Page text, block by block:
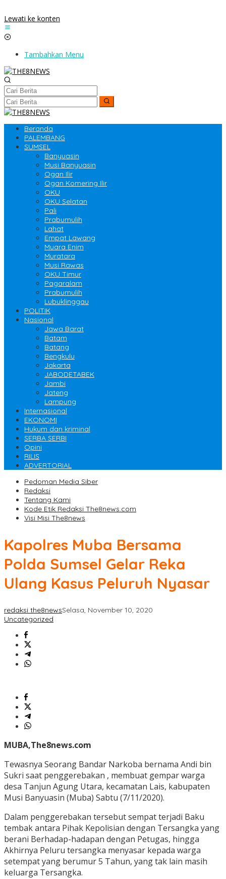
Lewati ke konten
Tambahkan Menu
Beranda
PALEMBANG
SUMSEL
Banyuasin
Musi Banyuasin
Ogan Ilir
Ogan Komering Ilir
OKU
OKU Selatan
Pali
Prabumulih
Lahat
Empat Lawang
Muara Enim
Muratara
Musi Rawas
OKU Timur
Pagaralam
Prabumulih
Lubuklinggau
POLITIK
Nasional
Jawa Barat
Batam
Batang
Bengkulu
Jakarta
JABODETABEK
Jambi
Jateng
Lampung
Internasional
EKONOMI
Hukum dan kriminal
SERBA SERBI
Opini
RILIS
ADVERTORIAL
Pedoman Media Siber
Redaksi
Tentang Kami
Kode Etik Redaksi The8news.com
Visi Misi The8news
Kapolres Muba Bersama
Polda Sumsel Gelar Reka
Ulang Kasus Peluruh Nyasar
redaksi the8newsSelasa, November 10, 2020
Uncategorized
MUBA,The8news.com
Tewasnya Seorang Bandar Narkoba bernama Andi bin
Sukri saat penggerebakan , membuat gempar warga
desa Tanjun Agung Utara, kecamatan Lais, kabupaten
Musi Banyuasin (Muba) Sabtu (7/11/2020).
Dalam penggerebakan tersebut sempat terjadi Baku
tembak antara Pihak Kepolisian dengan Tersangka yang
berani Berhadap-hadapan dengan Petugas, hingga
Akhirnya Peluru tersangka menyasar kepada warga
setempat yang berumur 5 Tahun, yang tak lain masih
keluarga Tersangka.